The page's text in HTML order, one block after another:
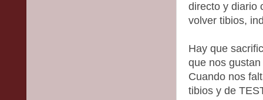
directo y diario
volver tibios,
Hay que
que nos
Cuando nos
tibios y de